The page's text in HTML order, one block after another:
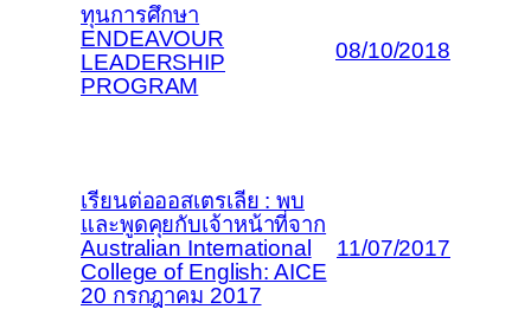
ทุนการศึกษา
ENDEAVOUR
LEADERSHIP
PROGRAM
08/10/2018
เรียนต่อออสเตรเลีย : พบ
และพูดคุยกับเจ้าหน้าที่จาก
Australian International
College of English: AICE
20 กรกฎาคม 2017
11/07/2017